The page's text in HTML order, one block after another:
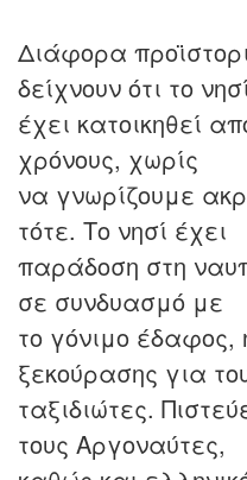
Διάφορα
δείχνουν ότι το
έχει κατοικηθεί
χρόνους, χωρίς
να γνωρίζουμε
τότε. Το νησί έχει
παράδοση στη
σε συνδυασμό με
το γόνιμο έδαφος,
ξεκούρασης για
ταξιδιώτες.
τους Αργοναύτες,